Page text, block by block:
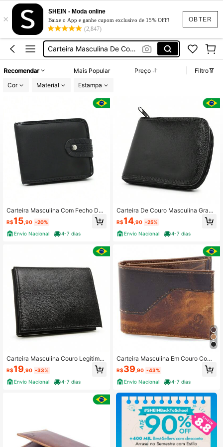
OBTER
×
SHEIN - Moda online
Baixe o App e ganhe cupom exclusivo de 15% OFF!
(2,847)
Carteira Masculino
Carteira Masculina
Carteiras Masculina
Recomendar Mais Popular Preço
Filtro
Cor
Material Estampa
Carteira Masculina Com Fecho De
Botão Em Pressão Alta Qualidade
R$15 ,90 -20%
Envio Nacional
4-7 dias
Carteira Masculina Couro Legítimo
Modelo L Slim Alta Qualidade
R$19,90 -33%
Envio Nacional
4-7 dias
Carteira De Couro Masculina Grand
e Com Fecho De Ziper Alta Qualida
de
R$14 ,90 -25%
Envio Nacional
4-7 dias
Carteira Masculina Em Couro Com
Porta Cartão Pampa's Country
R$39,90 -43%
Envio Nacional
4-7 dias